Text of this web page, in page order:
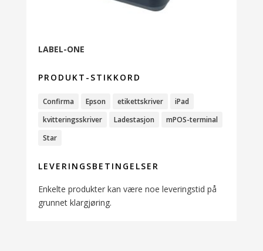
LABEL-ONE
PRODUKT-STIKKORD
Confirma Epson etikettskriver
iPad
kvitteringsskriver
Ladestasjon
mPOS-terminal
Star
LEVERINGSBETINGELSER
Enkelte produkter kan være noe leveringstid på
grunnet klargjøring.